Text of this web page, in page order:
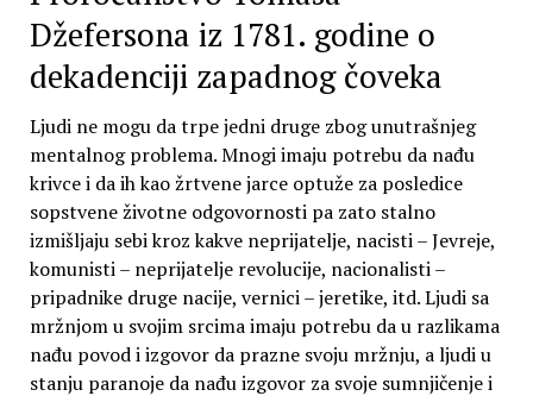
Džefersona iz 1781. godine o
dekadenciji zapadnog čoveka
Ljudi ne mogu da trpe jedni druge zbog unutrašnjeg
mentalnog problema. Mnogi imaju potrebu da nađu
krivce i da ih kao žrtvene jarce optuže za posledice
sopstvene životne odgovornosti pa zato stalno
izmišljaju sebi kroz kakve neprijatelje, nacisti – Jevreje,
komunisti – neprijatelje revolucije, nacionalisti –
pripadnike druge nacije, vernici – jeretike, itd. Ljudi sa
mržnjom u svojim srcima imaju potrebu da u razlikama
nađu povod i izgovor da prazne svoju mržnju, a ljudi u
stanju paranoje da nađu izgovor za svoje sumnjičenje i